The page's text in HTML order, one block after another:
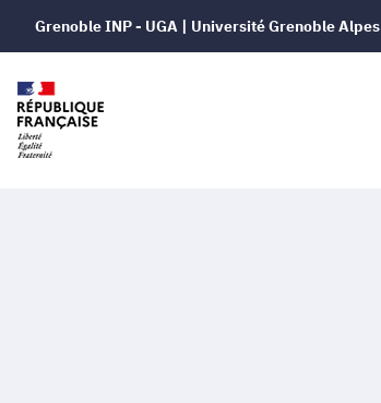
Grenoble INP - UGA | Université Grenoble Alpes